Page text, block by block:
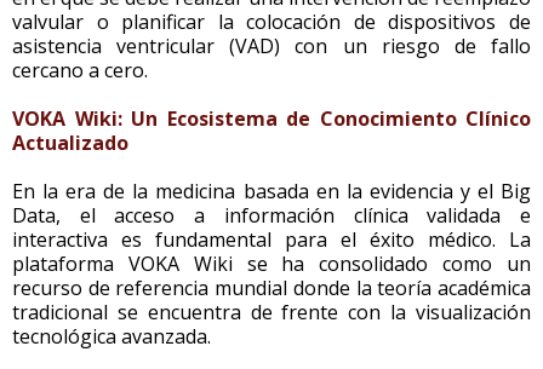
valvular o planificar la colocación de dispositivos de
asistencia ventricular (VAD) con un riesgo de fallo
cercano a cero.
VOKA Wiki: Un Ecosistema de Conocimiento Clínico
Actualizado
En la era de la medicina basada en la evidencia y el Big
Data, el acceso a información clínica validada e
interactiva es fundamental para el éxito médico. La
plataforma VOKA Wiki se ha consolidado como un
recurso de referencia mundial donde la teoría académica
tradicional se encuentra de frente con la visualización
tecnológica avanzada.